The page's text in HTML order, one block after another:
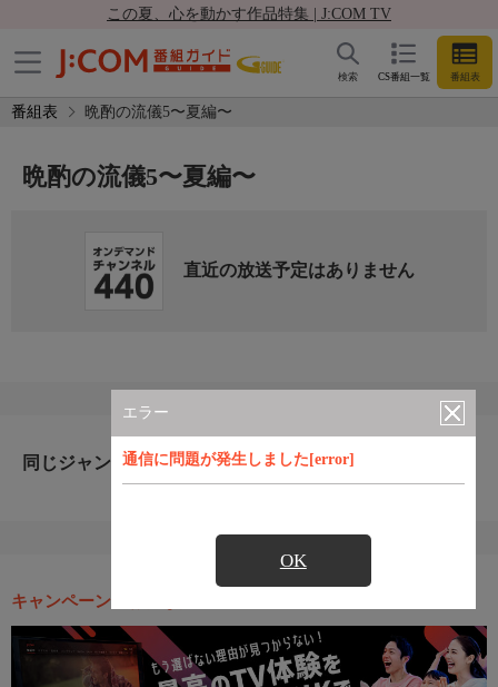
この夏、心を動かす作品特集 | J:COM TV
CS番組一覧 番組表
検索
番組表 晩酌の流儀5〜夏編〜
エラー
通信に問題が発生しました[error]
OK
晩酌の流儀5〜夏編〜
直近の放送予定はありません
同じジャンルのおすすめ番組
キャンペーン・お得な情報